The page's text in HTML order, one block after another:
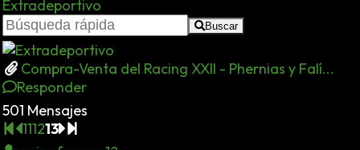
Extradeportivo
Buscar
Compra-Venta del Racing XXII - Phernias y Falí...
Responder
501 Mensajes
111213